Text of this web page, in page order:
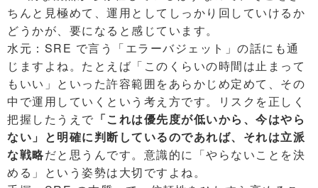
ちんと見極めて、運用としてしっかり回していけるか
どうかが、要になると感じています。
水元：SRE で言う「エラーバジェット」の話にも通
じますよね。たとえば「このくらいの時間は止まって
もいい」といった許容範囲をあらかじめ定めて、その
中で運用していくという考え方です。リスクを正しく
把握したうえで 「これは優先度が低いから、今はやら
ない」と明確に判断しているのであれば、それは立派
な戦略だと思うんです。意識的に「やらないことを決
める」という姿勢は大切ですよね。